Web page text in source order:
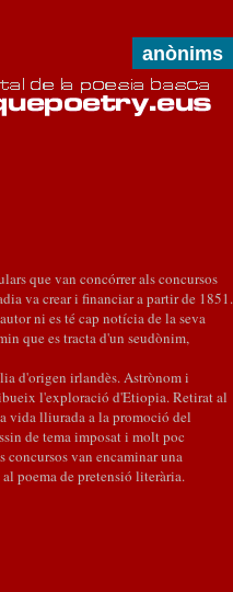
anònims
que van concórrer als concursos
va crear i financiar a partir de 1851.
ni es té cap notícia de la seva
que es tracta d'un seudònim,
d'origen irlandès. Astrònom i
l'exploració d'Etiopia. Retirat al
vida lliurada a la promoció del
de tema imposat i molt poc
concursos van encaminar una
poema de pretensió literària.